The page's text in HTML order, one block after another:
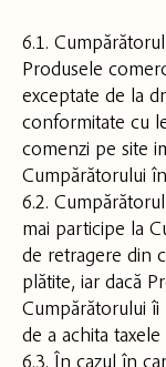
6.1.
Produsele
exceptate de la
conformitate cu
comenzi pe site
Cumpărătorului
6.2.
mai participe la
de retragere din
plătite, iar dacă
Cumpărătorului
de a achita
6.3. În cazul în